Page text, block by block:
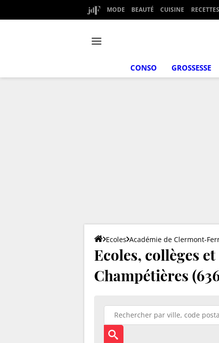
MODE BEAUTÉ CUISINE RECETTES
CONSO GROSSESSE
Ecoles Académie de Clermont-
Ecoles, collèges
Champétières